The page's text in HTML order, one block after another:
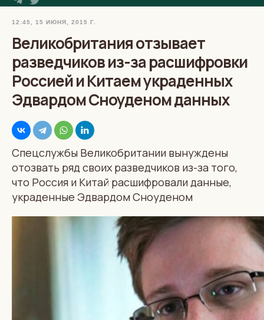
12:45, 15 ИЮНЯ, 2015 Г.
Великобритания отзывает
разведчиков из-за расшифровки
Россией и Китаем украденных
Эдвардом Сноуденом данных
Спецслужбы Великобритании вынуждены
отозвать ряд своих разведчиков из-за того,
что Россия и Китай расшифровали данные,
украденные Эдвардом Сноуденом